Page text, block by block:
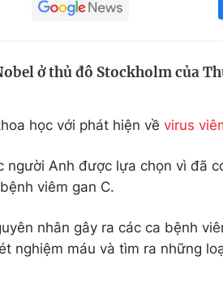
sinh
Thị
ở thủ đô Stockholm của
học với phát hiện về virus
người Anh được lựa chọn vì đã
viêm gan C.
nhân gây ra các ca bệnh
nghiệm máu và tìm ra những